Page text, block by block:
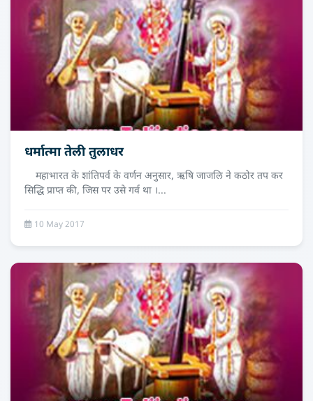
धर्मात्मा तेली तुलाधर
महाभारत के शांतिपर्व के वर्णन अनुसार, ऋषि जाजलि ने कठोर तप कर
सिद्धि प्राप्त की, जिस पर उसे गर्व था ।...
10 May 2017